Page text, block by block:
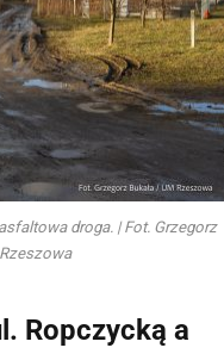
droga. | Fot. Grzegorz
Ropczycką a